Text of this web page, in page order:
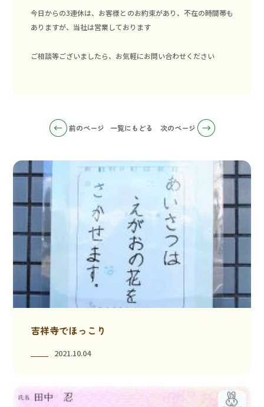
今日からの3連休は、お客様とのお約束があり、不在の時間帯も
ありますが、当社は営業しております
ご相談等ございましたら、お気軽にお問い合わせください
前のページ 一覧にもどる 次のページ
吉祥寺でほっこり
2021.10.04